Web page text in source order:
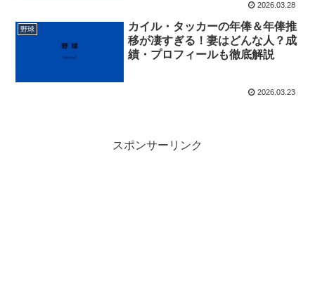
2026.03.28
野球
カイル・タッカーの年俸＆年俸推
移が凄すぎる！妻はどんな人？成
績・プロフィールも徹底解説
2026.03.23
スポンサーリンク